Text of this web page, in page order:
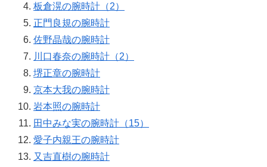
板倉滉の腕時計（2）
正門良規の腕時計
佐野晶哉の腕時計
川口春奈の腕時計（2）
堺正章の腕時計
京本大我の腕時計
岩本照の腕時計
田中みな実の腕時計（15）
愛子内親王の腕時計
又吉直樹の腕時計